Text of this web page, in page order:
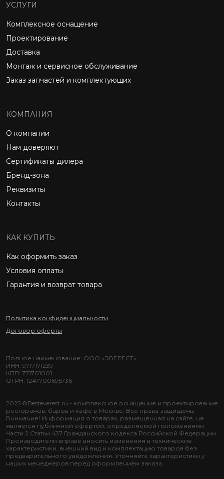
УСЛУГИ
Комплексное оснащение
Проектирование
Доставка
Монтаж и сервисное обслуживание
Заказ запчастей и комплектующих
КОМПАНИЯ
О компании
Нам доверяют
Сертификаты дилера
Бренд-зона
Реквизиты
Контакты
КАК КУПИТЬ
Как оформить заказ
Условия оплаты
Гарантия и возврат товара
Политика конфиденциальности
Договор оферты
2025 ©Besteverest.ru - комплексное оснащение и проектирование
ресторанов, баров и кафе в Москве. Все права защищены.
Внимание! Информация о товарах, размещенная на сайте, не
является публичной офертой, определяемой положениями
Части 2 Статьи 437 Гражданского кодекса Российской Федерации.
Производители вправе вносить изменения в технические
характеристики, внешний вид и комплектацию товаров без
предварительного уведомления. Уточняйте характеристики у
наших менеджеров перед оформлением заказа.
Полное наименование: ООО «ЭВЕРЕСТ»
ИНН: 9717171239
КПП: 771701001
ОГРН: 1247700695736